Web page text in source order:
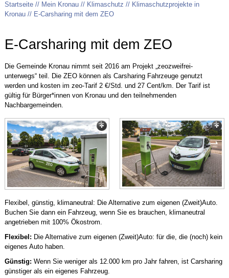
Startseite Mein Kronau Klimaschutz
Klimaschutzprojekte in
Kronau
E-Carsharing mit dem ZEO
E-Carsharing mit dem ZEO
Die Gemeinde Kronau nimmt seit 2016 am Projekt „zeozweifrei-
unterwegs“ teil. Die ZEO können als Carsharing Fahrzeuge genutzt
werden und kosten im zeo-Tarif 2 €/Std. und 27 Cent/km. Der Tarif ist
gültig für Bürger*innen von Kronau und den teilnehmenden
Nachbargemeinden.
1 2
Flexibel, günstig, klimaneutral: Die Alternative zum eigenen (Zweit)Auto.
Buchen Sie dann ein Fahrzeug, wenn Sie es brauchen, klimaneutral
angetrieben mit 100% Ökostrom.
Flexibel: Die Alternative zum eigenen (Zweit)Auto: für die, die (noch) kein
eigenes Auto haben.
Günstig: Wenn Sie weniger als 12.000 km pro Jahr fahren, ist Carsharing
günstiger als ein eigenes Fahrzeug.